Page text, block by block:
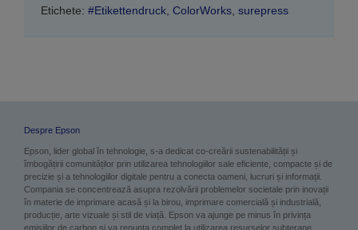
Etichete: #Etikettendruck ColorWorks surepress
Despre Epson
Epson, lider global în tehnologie, s-a dedicat co-creării sustenabilității și
îmbogățirii comunităților prin utilizarea tehnologiilor sale eficiente, compacte și de
precizie și a tehnologiilor digitale pentru a conecta oameni, lucruri și informații.
Compania se concentrează asupra rezolvării problemelor societale prin inovații
în materie de imprimare acasă și la birou, imprimare comercială și industrială,
producție, arte vizuale și stil de viață. Epson va ajunge pe minus în privința
emisiilor de carbon și va renunța complet la utilizarea resurselor subterane